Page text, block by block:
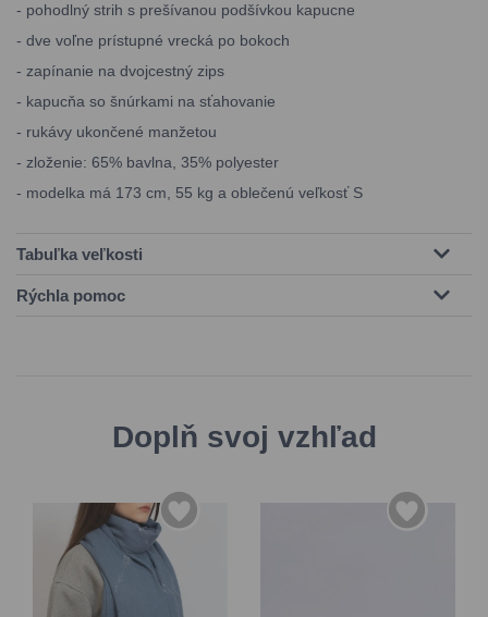
- pohodlný strih s prešívanou podšívkou kapucne
- dve voľne prístupné vrecká po bokoch
- zapínanie na dvojcestný zips
- kapucňa so šnúrkami na sťahovanie
- rukávy ukončené manžetou
- zloženie: 65% bavlna, 35% polyester
- modelka má 173 cm, 55 kg a oblečenú veľkosť S
Tabuľka veľkosti
Rýchla pomoc
Doplň svoj vzhľad